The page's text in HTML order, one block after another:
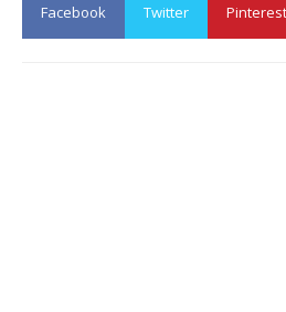
Facebook Twitter Pinterest